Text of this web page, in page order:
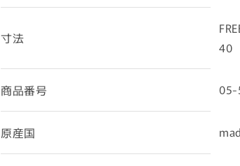
寸法
40
商品番号 05-
原産国